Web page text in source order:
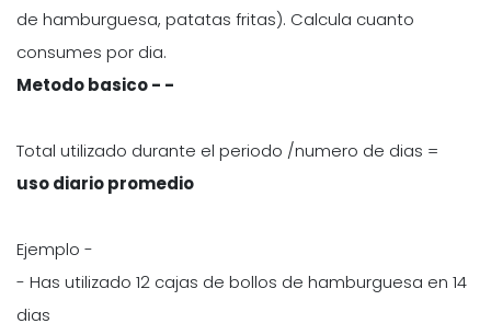
de hamburguesa, patatas fritas). Calcula cuanto
consumes por dia.
Metodo basico - -
Total utilizado durante el periodo /numero de dias =
uso diario promedio
Ejemplo -
- Has utilizado 12 cajas de bollos de hamburguesa en 14
dias